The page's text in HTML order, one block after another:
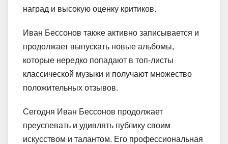
наград и высокую оценку критиков.
Иван Бессонов также активно записывается и
продолжает выпускать новые альбомы,
которые нередко попадают в топ-листы
классической музыки и получают множество
положительных отзывов.
Сегодня Иван Бессонов продолжает
преуспевать и удивлять публику своим
искусством и талантом. Его профессиональная